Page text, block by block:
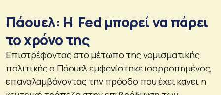
Πάουελ: Η Fed μπορεί να πάρει
το χρόνο της
Επιστρέφοντας στο μέτωπο της νομισματικής
πολιτικής ο Πάουελ εμφανίστηκε ισορροπημένος,
επαναλαμβάνοντας την πρόοδο που έχει κάνει η